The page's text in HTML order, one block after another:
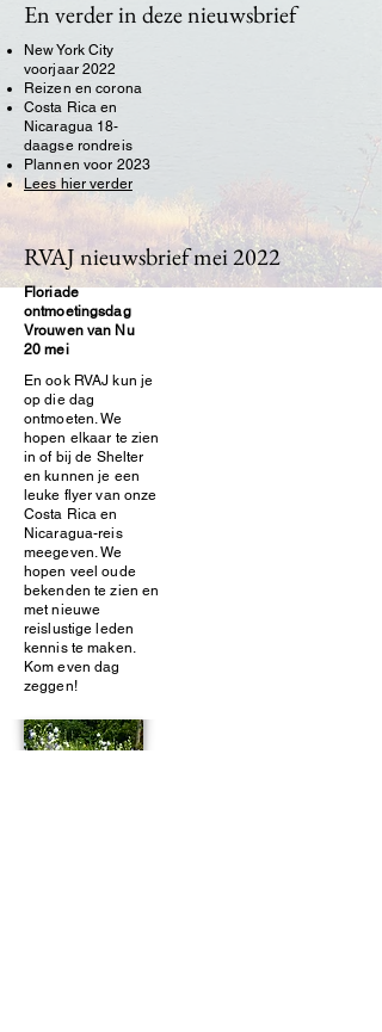
En verder in deze nieuwsbrief
New York City
voorjaar 2022
Reizen en corona
Costa Rica en
Nicaragua 18-
daagse rondreis
Plannen voor 2023
Lees hier verder
RVAJ nieuwsbrief mei 2022
Floriade
ontmoetingsdag
Vrouwen van Nu
20 mei
En ook RVAJ kun je
op die dag
ontmoeten. We
hopen elkaar te zien
in of bij de Shelter
en kunnen je een
leuke flyer van onze
Costa Rica en
Nicaragua-reis
meegeven. We
hopen veel oude
bekenden te zien en
met nieuwe
reislustige leden
kennis te maken.
Kom even dag
zeggen!